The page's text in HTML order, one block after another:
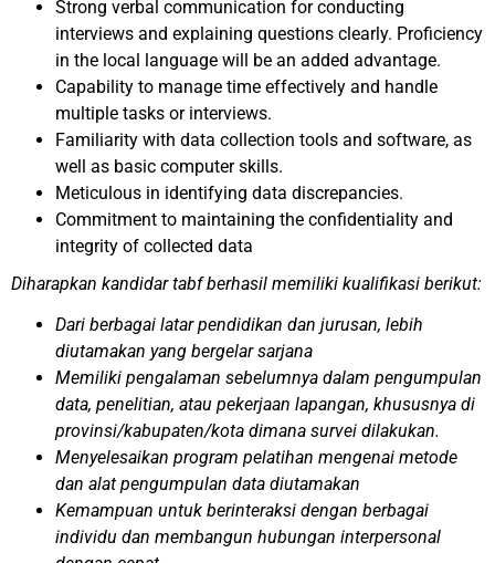
Strong verbal communication for conducting
interviews and explaining questions clearly. Proficiency
in the local language will be an added advantage.
Capability to manage time effectively and handle
multiple tasks or interviews.
Familiarity with data collection tools and software, as
well as basic computer skills.
Meticulous in identifying data discrepancies.
Commitment to maintaining the confidentiality and
integrity of collected data
Diharapkan kandidar tabf berhasil memiliki kualifikasi berikut:
Dari berbagai latar pendidikan dan jurusan, lebih
diutamakan yang bergelar sarjana
Memiliki pengalaman sebelumnya dalam pengumpulan
data, penelitian, atau pekerjaan lapangan, khususnya di
provinsi/kabupaten/kota dimana survei dilakukan.
Menyelesaikan program pelatihan mengenai metode
dan alat pengumpulan data diutamakan
Kemampuan untuk berinteraksi dengan berbagai
individu dan membangun hubungan interpersonal